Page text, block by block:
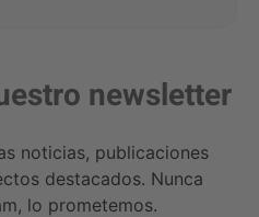
newsletter
noticias, publicaciones
destacados. Nunca
lo prometemos.